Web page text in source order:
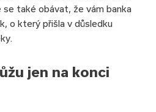
se také obávat, že vám banka
o který přišla v důsledku
jen na konci